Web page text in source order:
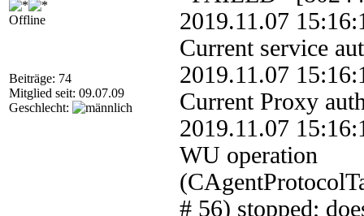
Offline
Beiträge: 74
Mitglied seit: 09.07.09
Geschlecht:
2019.11.07
Current service
2019.11.07
Current Proxy
2019.11.07
WU operation
# 56) stopped;